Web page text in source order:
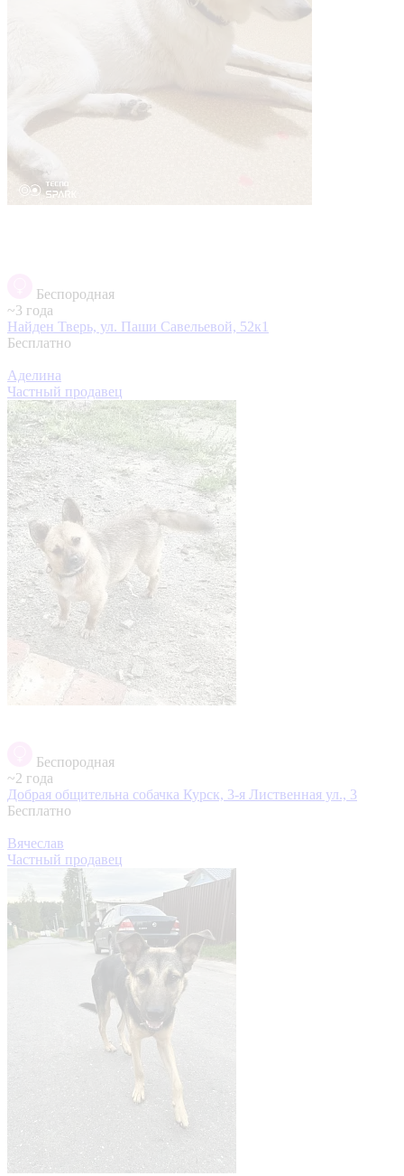
Беспородная
~3 года
Найден Тверь, ул. Паши Савельевой, 52к1
Бесплатно
Аделина
Частный продавец
Беспородная
~2 года
Добрая общительна собачка Курск, 3-я Лиственная ул., 3
Бесплатно
Вячеслав
Частный продавец